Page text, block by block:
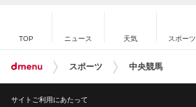
TOP ニュース 天気 スポーツ
スポーツ 中央競馬
サイトご利用にあたって